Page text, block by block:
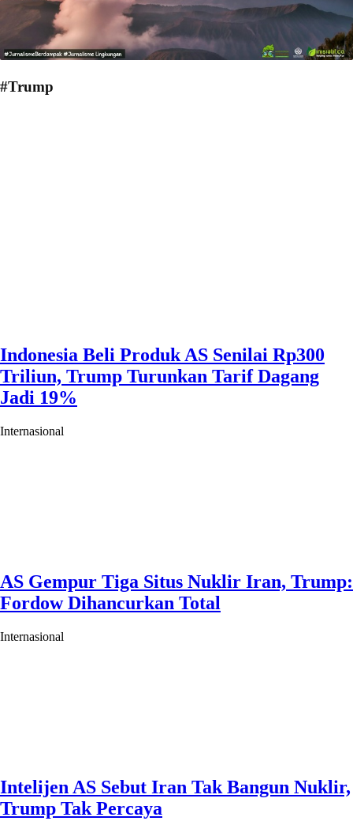
#Trump
Indonesia Beli Produk AS Senilai Rp300
Triliun, Trump Turunkan Tarif Dagang
Jadi 19%
Internasional
AS Gempur Tiga Situs Nuklir Iran, Trump:
Fordow Dihancurkan Total
Internasional
Intelijen AS Sebut Iran Tak Bangun Nuklir,
Trump Tak Percaya